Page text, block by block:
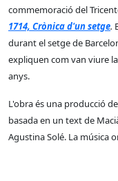
commemoració del
1714, Crònica d'un setge.
durant el setge de
expliquen com van viure
anys.
L'obra és una producció
basada en un text de
Agustina Solé. La música